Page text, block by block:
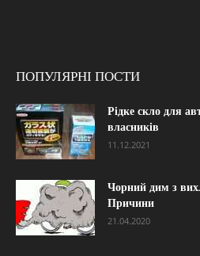
ПОПУЛЯРНІ ПОСТИ
Рідке скло для
власників
11.12.2021
Чорний дим з
Причини
21.04.2020